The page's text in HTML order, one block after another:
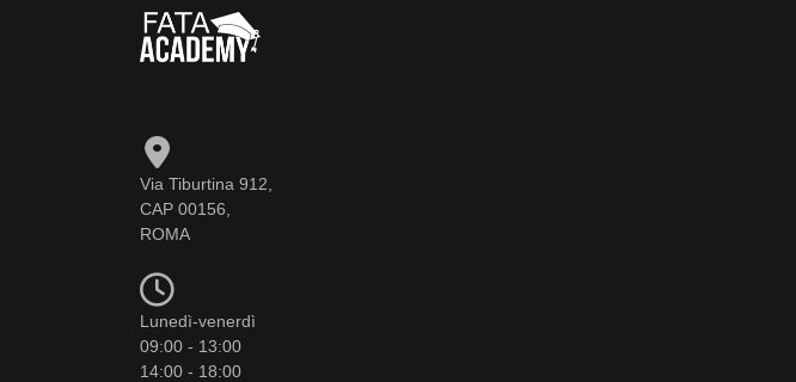
Via Tiburtina 912,
CAP 00156,
ROMA
Lunedì-venerdì
09:00 - 13:00
14:00 - 18:00